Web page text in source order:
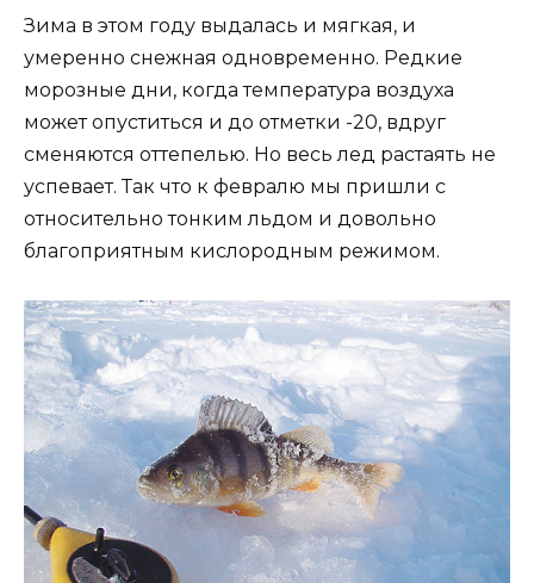
Зима в этом году выдалась и мягкая, и
умеренно снежная одновременно. Редкие
морозные дни, когда температура воздуха
может опуститься и до отметки -20, вдруг
сменяются оттепелью. Но весь лед растаять не
успевает. Так что к февралю мы пришли с
относительно тонким льдом и довольно
благоприятным кислородным режимом.